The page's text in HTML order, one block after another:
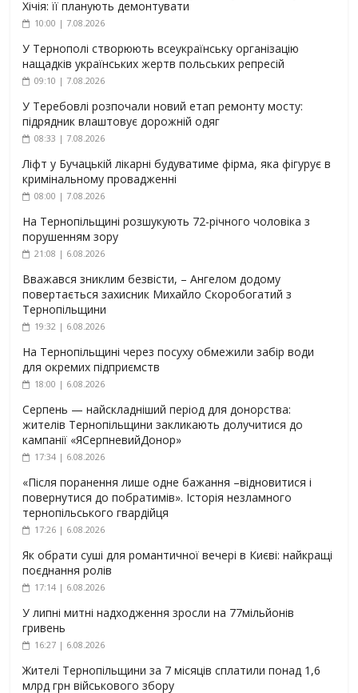
Хічія: її планують демонтувати
10:00 | 7.08.2026
У Тернополі створюють всеукраїнську організацію
нащадків українських жертв польських репресій
09:10 | 7.08.2026
У Теребовлі розпочали новий етап ремонту мосту:
підрядник влаштовує дорожній одяг
08:33 | 7.08.2026
Ліфт у Бучацькій лікарні будуватиме фірма, яка фігурує в
кримінальному провадженні
08:00 | 7.08.2026
На Тернопільщині розшукують 72-річного чоловіка з
порушенням зору
21:08 | 6.08.2026
Вважався зниклим безвісти, – Ангелом додому
повертається захисник Михайло Скоробогатий з
Тернопільщини
19:32 | 6.08.2026
На Тернопільщині через посуху обмежили забір води
для окремих підприємств
18:00 | 6.08.2026
Серпень — найскладніший період для донорства:
жителів Тернопільщини закликають долучитися до
кампанії «ЯСерпневийДонор»
17:34 | 6.08.2026
«Після поранення лише одне бажання –відновитися і
повернутися до побратимів». Історія незламного
тернопільського гвардійця
17:26 | 6.08.2026
Як обрати суші для романтичної вечері в Києві: найкращі
поєднання ролів
17:14 | 6.08.2026
У липні митні надходження зросли на 77мільйонів
гривень
16:27 | 6.08.2026
Жителі Тернопільщини за 7 місяців сплатили понад 1,6
млрд грн військового збору